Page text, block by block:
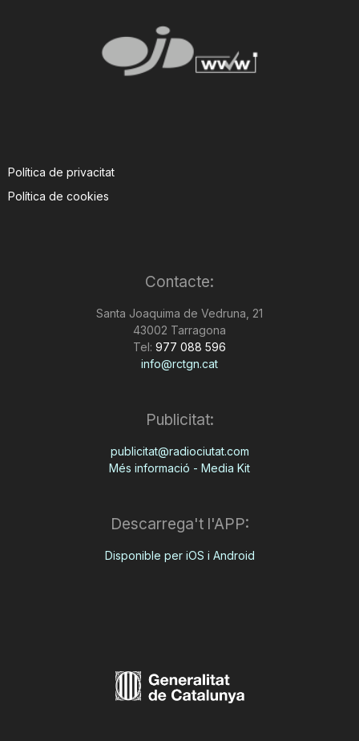
Política de privacitat
Política de cookies
Contacte:
Santa Joaquima de Vedruna, 21
43002 Tarragona
Tel: 977 088 596
info@rctgn.cat
Publicitat:
publicitat@radiociutat.com
Més informació - Media Kit
Descarrega't l'APP:
Disponible per iOS i Android